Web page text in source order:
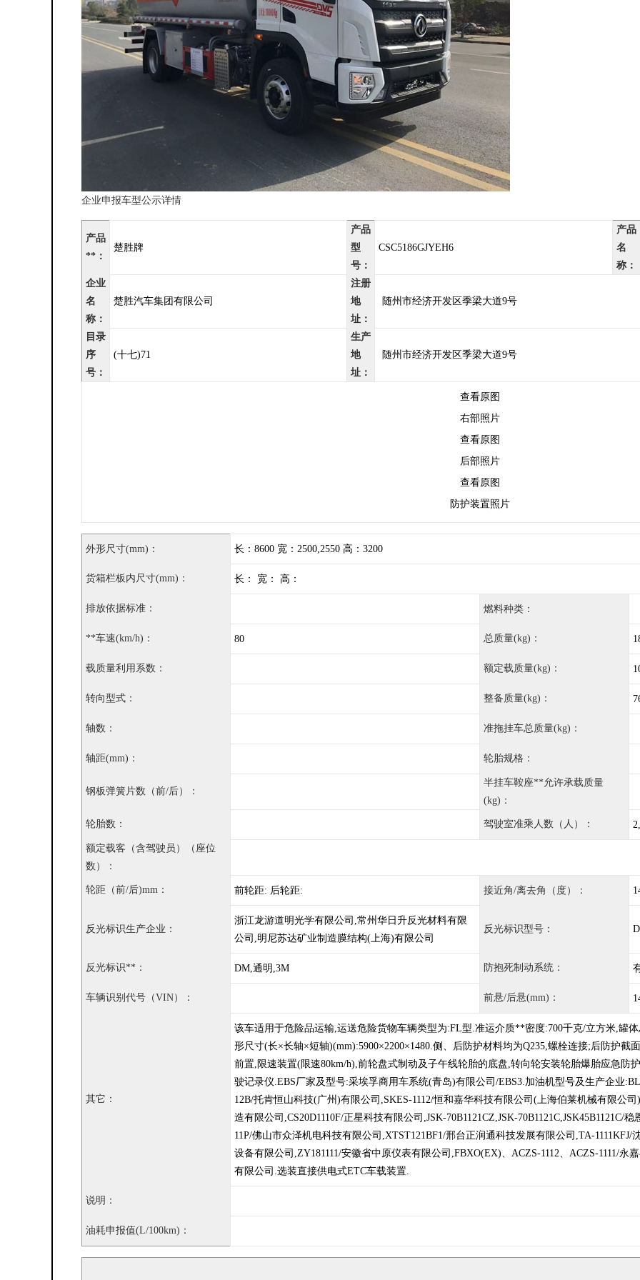
企业申报车型公示详情
产品
**：
楚胜牌
产品
型
号：
CSC5186GJYEH6
产品
名
称：
企业
名
称：
楚胜汽车集团有限公司
注册
地
址：
随州市经济开发区季梁大道9号
目录
序
号：
(十七)71
生产
地
址：
随州市经济开发区季梁大道9号
查看原图
右部照片
查看原图
后部照片
查看原图
防护装置照片
外形尺寸(mm)： 长：8600 宽：2500,2550 高：3200
货箱栏板内尺寸(mm)： 长： 宽： 高：
排放依据标准： 燃料种类：
**车速(km/h)： 80 总质量(kg)：
载质量利用系数： 额定载质量(kg)：
转向型式： 整备质量(kg)：
轴数： 准拖挂车总质量(kg)：
轴距(mm)： 轮胎规格：
钢板弹簧片数（前/后）：
半挂车鞍座**允许承载质量
(kg)：
轮胎数： 驾驶室准乘人数（人）：
额定载客（含驾驶员）（座位
数）：
轮距（前/后)mm： 前轮距: 后轮距: 接近角/离去角（度）：
反光标识生产企业：
浙江龙游道明光学有限公司,常州华日升反光材料有限
公司,明尼苏达矿业制造膜结构(上海)有限公司
反光标识型号：
反光标识**： DM,通明,3M 防抱死制动系统：
车辆识别代号（VIN）： 前悬/后悬(mm)：
其它：
该车适用于危险品运输,运送危险货物车辆类型为:FL型.准运介质**密度:700千克/立方米,罐
形尺寸(长×长轴×短轴)(mm):5900×2200×1480.侧、后防护材料均为Q235,螺栓连接;后防护截
前置,限速装置(限速80km/h),前轮盘式制动及子午线轮胎的底盘,转向轮安装轮胎爆胎应急防
驶记录仪.EBS厂家及型号:采埃孚商用车系统(青岛)有限公司/EBS3.加油机型号及生产企业
12B/托肯恒山科技(广州)有限公司,SKES-1112/恒和嘉华科技有限公司(上海伯莱机械有限公
造有限公司,CS20D1110F/正星科技有限公司,JSK-70B1121CZ,JSK-
11P/佛山市众泽机电科技有限公司,XTST121BF1/邢台正润通科技发展有限公司,TA-
设备有限公司,ZY181111/安徽省中原仪表有限公司,FBXO(EX)、ACZS-1112、ACZS-1111/
有限公司.选装直接供电式ETC车载装置.
说明：
油耗申报值(L/100km)：